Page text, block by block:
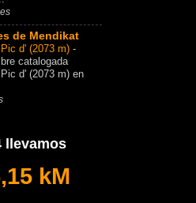
de Mendikat
d' (2073 m) -
catalogada
d' (2073 m) en
llevamos
kM